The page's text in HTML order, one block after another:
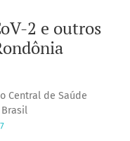
2 e outros
Central de Saúde
Brasil